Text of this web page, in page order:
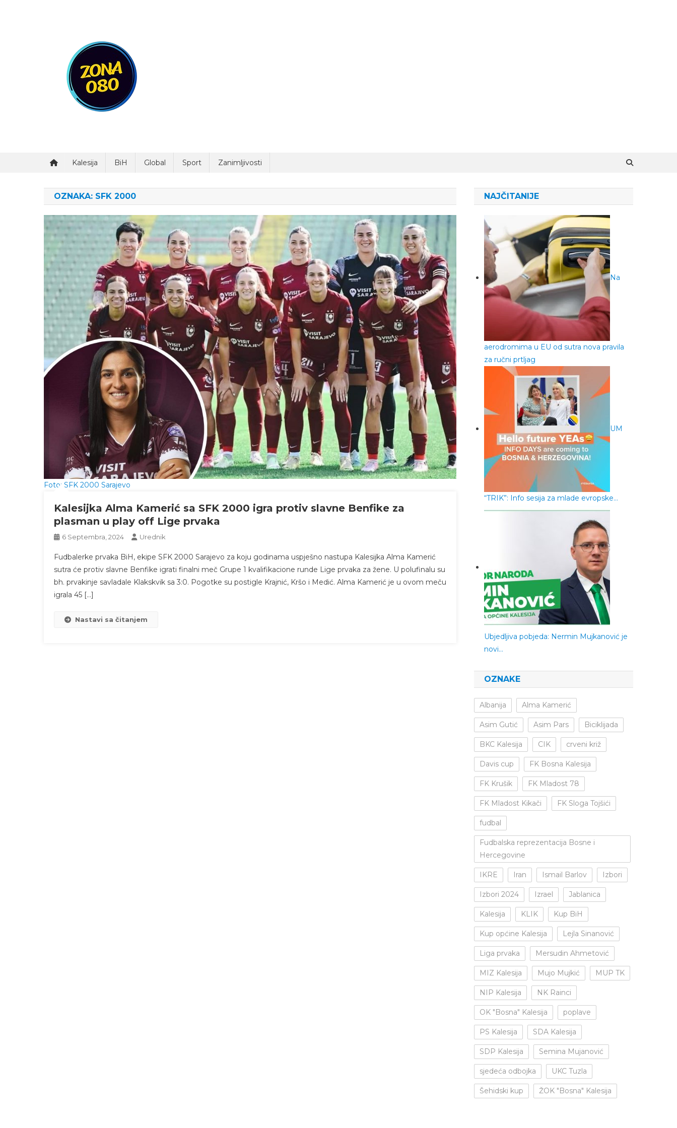
Kalesija BiH Global Sport Zanimljivosti
OZNAKA: SFK 2000
Foto: SFK 2000 Sarajevo
Kalesijka Alma Kamerić sa SFK 2000 igra protiv slavne Benfike za
plasman u play off Lige prvaka
6 Septembra, 2024 Urednik
Fudbalerke prvaka BiH, ekipe SFK 2000 Sarajevo za koju godinama uspješno nastupa Kalesijka Alma Kamerić
sutra će protiv slavne Benfike igrati finalni meč Grupe 1 kvalifikacione runde Lige prvaka za žene. U polufinalu su
bh. prvakinje savladale Klakskvik sa 3:0. Pogotke su postigle Krajnić, Kršo i Medić. Alma Kamerić je u ovom meču
igrala 45 […]
Nastavi sa čitanjem
NAJČITANIJE
Na
aerodromima u EU od sutra nova pravila
za ručni prtljag
UM
“TRIK”: Info sesija za mlade evropske…
Ubjedljiva pobjeda: Nermin Mujkanović je
novi…
OZNAKE
Albanija Alma Kamerić
Asim Gutić Asim Pars Biciklijada
BKC Kalesija CIK crveni križ
Davis cup FK Bosna Kalesija
FK Krušik FK Mladost 78
FK Mladost Kikači FK Sloga Tojšići
fudbal
Fudbalska reprezentacija Bosne i
Hercegovine
IKRE Iran Ismail Barlov Izbori
Izbori 2024 Izrael Jablanica
Kalesija KLIK Kup BiH
Kup općine Kalesija Lejla Sinanović
Liga prvaka Mersudin Ahmetović
MIZ Kalesija Mujo Mujkić MUP TK
NIP Kalesija NK Rainci
OK "Bosna" Kalesija poplave
PS Kalesija SDA Kalesija
SDP Kalesija Semina Mujanović
sjedeća odbojka UKC Tuzla
Šehidski kup ŽOK "Bosna" Kalesija